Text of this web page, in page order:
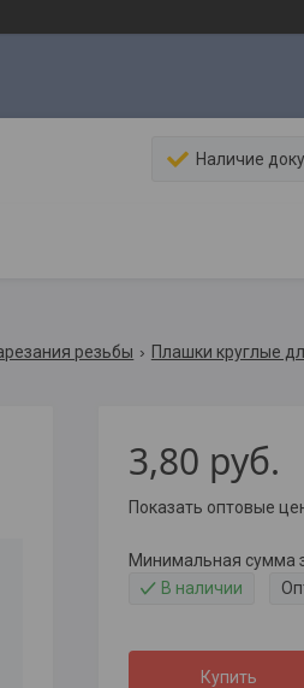
Наличие
резьбы Плашки круглые
3,80 руб.
Показать оптовые
Минимальная сумма
В наличии
Купить